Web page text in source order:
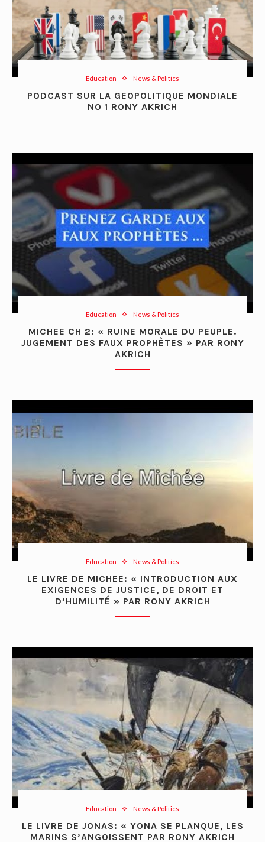
Education News & Politics
PODCAST SUR LA GEOPOLITIQUE MONDIALE
NO 1 RONY AKRICH
Education News & Politics
MICHEE CH 2: « RUINE MORALE DU PEUPLE.
JUGEMENT DES FAUX PROPHÈTES » PAR RONY
AKRICH
Education News & Politics
LE LIVRE DE MICHEE: « INTRODUCTION AUX
EXIGENCES DE JUSTICE, DE DROIT ET
D’HUMILITÉ » PAR RONY AKRICH
Education News & Politics
LE LIVRE DE JONAS: « YONA SE PLANQUE, LES
MARINS S’ANGOISSENT PAR RONY AKRICH